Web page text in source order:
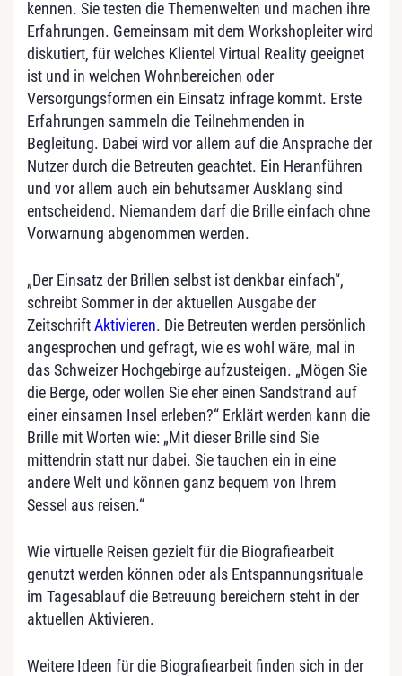
kennen. Sie testen die Themenwelten und machen ihre
Erfahrungen. Gemeinsam mit dem Workshopleiter wird
diskutiert, für welches Klientel Virtual Reality geeignet
ist und in welchen Wohnbereichen oder
Versorgungsformen ein Einsatz infrage kommt. Erste
Erfahrungen sammeln die Teilnehmenden in
Begleitung. Dabei wird vor allem auf die Ansprache der
Nutzer durch die Betreuten geachtet. Ein Heranführen
und vor allem auch ein behutsamer Ausklang sind
entscheidend. Niemandem darf die Brille einfach ohne
Vorwarnung abgenommen werden.
„Der Einsatz der Brillen selbst ist denkbar einfach“,
schreibt Sommer in der aktuellen Ausgabe der
ZeitschriftAktivieren. Die Betreuten werden persönlich
angesprochen und gefragt, wie es wohl wäre, mal in
das Schweizer Hochgebirge aufzusteigen. „Mögen Sie
die Berge, oder wollen Sie eher einen Sandstrand auf
einer einsamen Insel erleben?“ Erklärt werden kann die
Brille mit Worten wie: „Mit dieser Brille sind Sie
mittendrin statt nur dabei. Sie tauchen ein in eine
andere Welt und können ganz bequem von Ihrem
Sessel aus reisen.“
Wie virtuelle Reisen gezielt für die Biografiearbeit
genutzt werden können oder als Entspannungsrituale
im Tagesablauf die Betreuung bereichern steht in der
aktuellen Aktivieren.
Weitere Ideen für die Biografiearbeit finden sich in der